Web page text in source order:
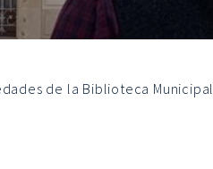
de la Biblioteca Municipal